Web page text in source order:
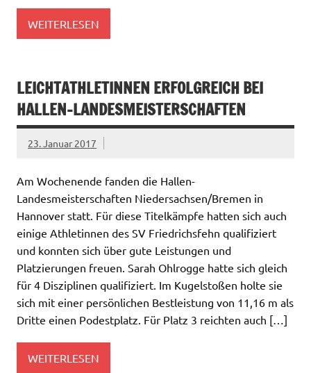
WEITERLESEN
LEICHTATHLETINNEN ERFOLGREICH BEI
HALLEN-LANDESMEISTERSCHAFTEN
23. Januar 2017
Am Wochenende fanden die Hallen-
Landesmeisterschaften Niedersachsen/Bremen in
Hannover statt. Für diese Titelkämpfe hatten sich auch
einige Athletinnen des SV Friedrichsfehn qualifiziert
und konnten sich über gute Leistungen und
Platzierungen freuen. Sarah Ohlrogge hatte sich gleich
für 4 Disziplinen qualifiziert. Im Kugelstoßen holte sie
sich mit einer persönlichen Bestleistung von 11,16 m als
Dritte einen Podestplatz. Für Platz 3 reichten auch […]
WEITERLESEN